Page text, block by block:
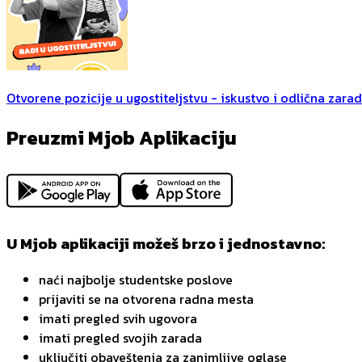
Otvorene pozicije u ugostiteljstvu - iskustvo i odlična
Preuzmi Mjob Aplikaciju
U Mjob aplikaciji možeš brzo i jednostavno:
naći najbolje studentske poslove
prijaviti se na otvorena radna mesta
imati pregled svih ugovora
imati pregled svojih zarada
uključiti obaveštenja za zanimljive oglase